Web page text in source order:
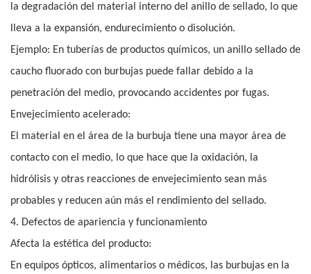
la degradación del material interno del anillo de sellado, lo que
lleva a la expansión, endurecimiento o disolución.
Ejemplo: En tuberías de productos químicos, un anillo sellado de
caucho fluorado con burbujas puede fallar debido a la
penetración del medio, provocando accidentes por fugas.
Envejecimiento acelerado:
El material en el área de la burbuja tiene una mayor área de
contacto con el medio, lo que hace que la oxidación, la
hidrólisis y otras reacciones de envejecimiento sean más
probables y reducen aún más el rendimiento del sellado.
4. Defectos de apariencia y funcionamiento
Afecta la estética del producto:
En equipos ópticos, alimentarios o médicos, las burbujas en la